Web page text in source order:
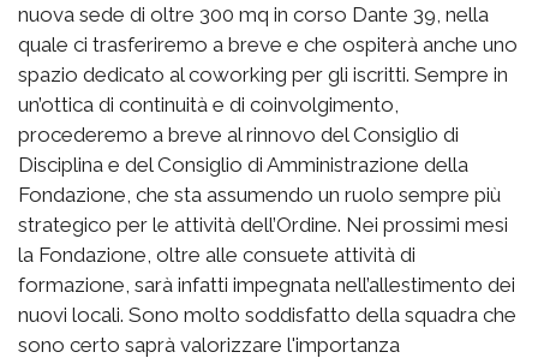
nuova sede di oltre 300 mq in corso Dante 39, nella
quale ci trasferiremo a breve e che ospiterà anche uno
spazio dedicato al coworking per gli iscritti. Sempre in
un’ottica di continuità e di coinvolgimento,
procederemo a breve al rinnovo del Consiglio di
Disciplina e del Consiglio di Amministrazione della
Fondazione, che sta assumendo un ruolo sempre più
strategico per le attività dell’Ordine. Nei prossimi mesi
la Fondazione, oltre alle consuete attività di
formazione, sarà infatti impegnata nell’allestimento dei
nuovi locali. Sono molto soddisfatto della squadra che
sono certo saprà valorizzare l'importanza